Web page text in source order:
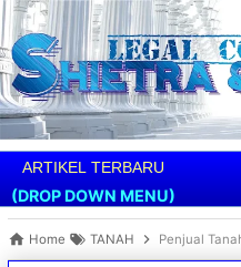
(DROP DOWN MENU)
Home TANAH Penjual Tanah ataupun Debitor Pemberi Agunan